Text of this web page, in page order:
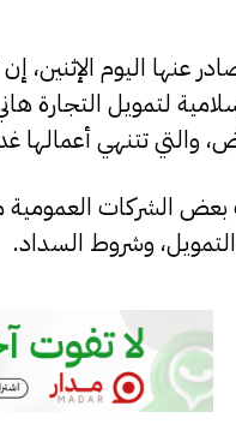
عنها اليوم
لتمويل
والتي تتنهي أعمالها
الشركات العمومية
وشروط السداد.